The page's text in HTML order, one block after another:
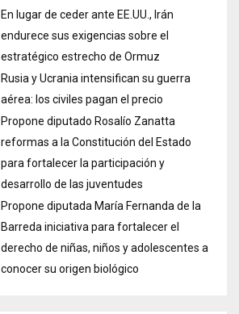
En lugar de ceder ante EE.UU., Irán
endurece sus exigencias sobre el
estratégico estrecho de Ormuz
Rusia y Ucrania intensifican su guerra
aérea: los civiles pagan el precio
Propone diputado Rosalío Zanatta
reformas a la Constitución del Estado
para fortalecer la participación y
desarrollo de las juventudes
Propone diputada María Fernanda de la
Barreda iniciativa para fortalecer el
derecho de niñas, niños y adolescentes a
conocer su origen biológico